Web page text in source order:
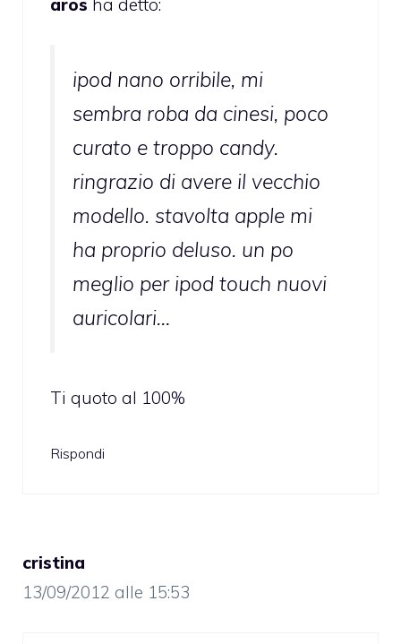
aros ha detto:
ipod nano orribile, mi
sembra roba da cinesi, poco
curato e troppo candy.
ringrazio di avere il vecchio
modello. stavolta apple mi
ha proprio deluso. un po
meglio per ipod touch nuovi
auricolari…
Ti quoto al 100%
Rispondi
cristina
13/09/2012 alle 15:53